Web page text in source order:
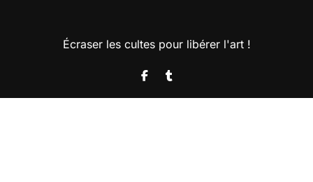
Écraser les cultes pour libérer l'art !